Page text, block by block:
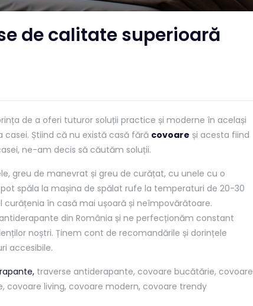
de calitate superioară
de a oferi tuturor soluții practice și moderne în același
Știind că nu există casă fără covoare și acesta fiind
ne-am decis să căutăm soluții.
greu de manevrat și greu de curățat, cu unele cu o
spăla la mașina de spălat rufe la temperaturi de 20-30
în casă mai ușoară și neîmpovărătoare.
din România și ne perfecționăm constant
noștri. Ținem cont de recomandările și dorințele
accesibile.
traverse antiderapante, covoare bucătărie, covoare
covoare living, covoare modern, covoare trendy